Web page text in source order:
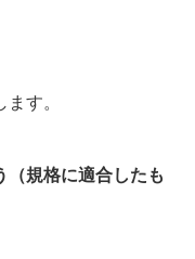
す。
規格に適合したも